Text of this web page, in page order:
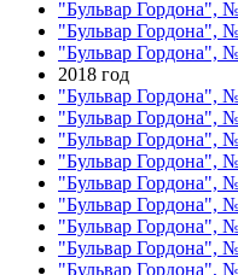
"Бульвар Гордона",
"Бульвар Гордона",
"Бульвар Гордона",
2018 год
"Бульвар Гордона",
"Бульвар Гордона",
"Бульвар Гордона",
"Бульвар Гордона",
"Бульвар Гордона",
"Бульвар Гордона",
"Бульвар Гордона",
"Бульвар Гордона",
"Бульвар Гордона",